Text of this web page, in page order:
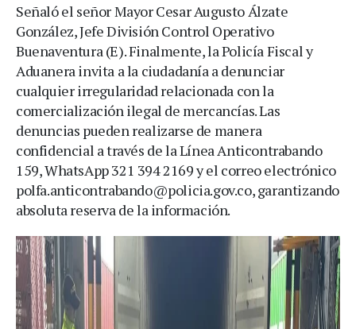
Señaló el señor Mayor Cesar Augusto Álzate
González, Jefe División Control Operativo
Buenaventura (E). Finalmente, la Policía Fiscal y
Aduanera invita a la ciudadanía a denunciar
cualquier irregularidad relacionada con la
comercialización ilegal de mercancías. Las
denuncias pueden realizarse de manera
confidencial a través de la Línea Anticontrabando
159, WhatsApp 321 394 2169 y el correo electrónico
polfa.anticontrabando@policia.gov.co, garantizando
absoluta reserva de la información.